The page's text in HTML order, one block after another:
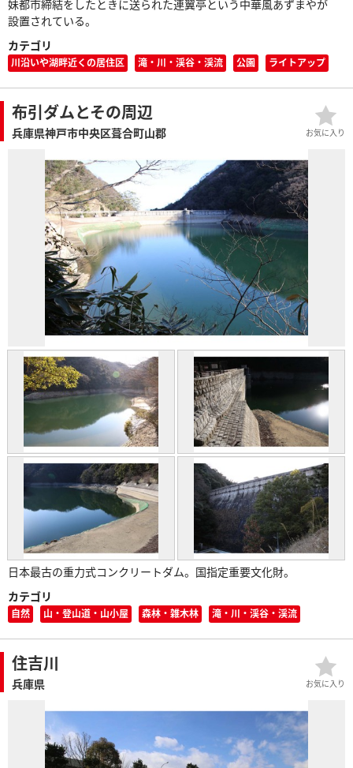
妹都市締結をしたときに送られた連翼亭という中華風あずまやが
設置されている。
カテゴリ
川沿いや湖畔近くの居住区 滝・川・渓谷・渓流 公園 ライトアップ
布引ダムとその周辺
兵庫県神戸市中央区葺合町山郡
日本最古の重力式コンクリートダム。国指定重要文化財。
カテゴリ
自然 山・登山道・山小屋 森林・雑木林 滝・川・渓谷・渓流
お気に入り
住吉川
兵庫県 お気に入り